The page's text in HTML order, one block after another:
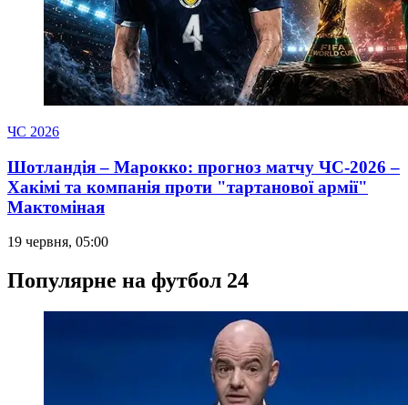
ЧС 2026
Шотландія – Марокко: прогноз матчу ЧС-2026 –
Хакімі та компанія проти "тартанової армії"
Мактоміная
19 червня, 05:00
Популярне на футбол 24